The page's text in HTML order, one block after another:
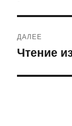
ДАЛЕЕ
Следующая
Чтение